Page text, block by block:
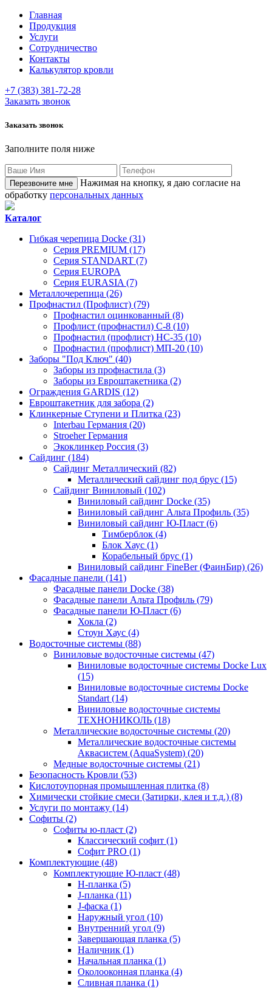
Главная
Продукция
Услуги
Сотрудничество
Контакты
Калькулятор кровли
+7 (383) 381-72-28
Заказать звонок
Заказать звонок
Заполните поля ниже
Нажимая на кнопку, я даю согласие на
обработку персональных данных
Каталог
Гибкая черепица Docke (31)
Серия PREMIUM (17)
Серия STANDART (7)
Серия EUROPA
Серия EURASIA (7)
Металлочерепица (26)
Профнастил (Профлист) (79)
Профнастил оцинкованный (8)
Профлист (профнастил) С-8 (10)
Профнастил (профлист) НС-35 (10)
Профнастил (профлист) МП-20 (10)
Заборы "Под Ключ" (40)
Заборы из профнастила (3)
Заборы из Евроштакетника (2)
Ограждения GARDIS (12)
Евроштакетник для забора (2)
Клинкерные Ступени и Плитка (23)
Interbau Германия (20)
Stroeher Германия
Экоклинкер Россия (3)
Сайдинг (184)
Сайдинг Металлический (82)
Металлический сайдинг под брус (15)
Сайдинг Виниловый (102)
Виниловый сайдинг Docke (35)
Виниловый сайдинг Альта Профиль (35)
Виниловый сайдинг Ю-Пласт (6)
Тимберблок (4)
Блок Хаус (1)
Корабельный брус (1)
Виниловый сайдинг FineBer (ФаинБир) (26)
Фасадные панели (141)
Фасадные панели Docke (38)
Фасадные панели Альта Профиль (79)
Фасадные панели Ю-Пласт (6)
Хокла (2)
Стоун Хаус (4)
Водосточные системы (88)
Виниловые водосточные системы (47)
Виниловые водосточные системы Docke Lux
(15)
Виниловые водосточные системы Docke
Standart (14)
Виниловые водосточные системы
ТЕХНОНИКОЛЬ (18)
Металлические водосточные системы (20)
Металлические водосточные системы
Аквасистем (AquaSystem) (20)
Медные водосточные системы (21)
Безопасность Кровли (53)
Кислотоупорная промышленная плитка (8)
Химически стойкие смеси (Затирки, клея и т.д.) (8)
Услуги по монтажу (14)
Софиты (2)
Софиты ю-пласт (2)
Классический софит (1)
Софит PRO (1)
Комплектующие (48)
Комплектующие Ю-пласт (48)
H-планка (5)
J-планка (11)
J-фаска (1)
Наружный угол (10)
Внутренний угол (9)
Завершающая планка (5)
Наличник (1)
Начальная планка (1)
Околооконная планка (4)
Сливная планка (1)